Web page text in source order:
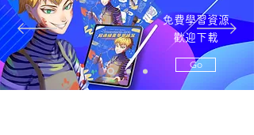
免費學習資源
歡迎下載
Go